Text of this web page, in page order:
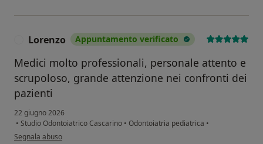
Lorenzo Appuntamento verificato
Medici molto professionali, personale attento e
scrupoloso, grande attenzione nei confronti dei
pazienti
22 giugno 2026
• Studio Odontoiatrico Cascarino • Odontoiatria pediatrica •
secondo l'opinione dell'utente Lorenzo
Segnala abuso